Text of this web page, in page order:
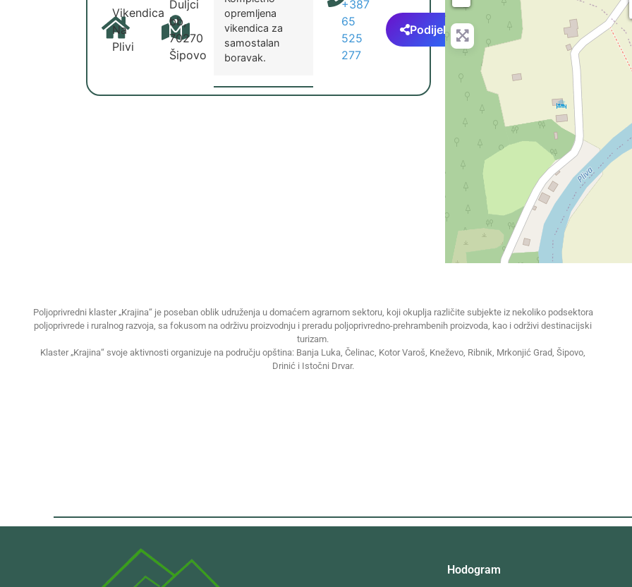
Vikendica
Na
Plivi
Duljci
bb,
70270
Šipovo
opremljena
vikendica za
samostalan
boravak.
Podijeli
+387
65
525
277
Poljoprivredni klaster „Krajina“ je poseban oblik udruženja u domaćem agrarnom sektoru, koji okuplja različite subjekte iz nekoliko podsektora
poljoprivrede i ruralnog razvoja, sa fokusom na održivu proizvodnju i preradu poljoprivredno-prehrambenih proizvoda, kao i održivi destinacijski
turizam.
Klaster „Krajina“ svoje aktivnosti organizuje na području opština: Banja Luka, Čelinac, Kotor Varoš, Kneževo, Ribnik, Mrkonjić Grad, Šipovo,
Drinić i Istočni Drvar.
Hodogram